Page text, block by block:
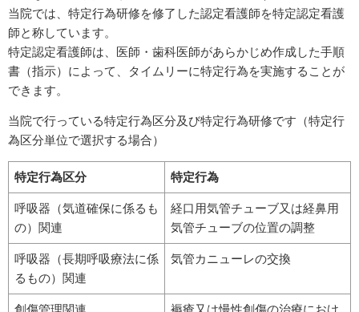
当院では、特定行為研修を修了した認定看護師を特定認定看護
師と称しています。
特定認定看護師は、医師・歯科医師があらかじめ作成した手順
書（指示）によって、タイムリーに特定行為を実施することが
できます。
当院で行っている特定行為区分及び特定行為研修です（特定行
為区分単位で選択する場合）
特定行為区分 特定行為
呼吸器（気道確保に係るも
の）関連
経口用気管チューブ又は経鼻用
気管チューブの位置の調整
呼吸器（長期呼吸療法に係
るもの）関連
気管カニューレの交換
創傷管理関連
褥瘡又は慢性創傷の治療におけ